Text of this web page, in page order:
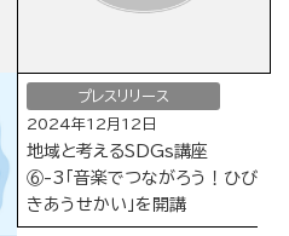
プレスリリース
2024年12月12日
地域と考えるSDGs講座
⑥-3「音楽でつながろう！ひび
きあうせかい」を開講